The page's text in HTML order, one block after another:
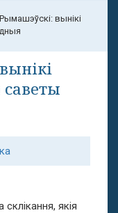
вынікі
якія